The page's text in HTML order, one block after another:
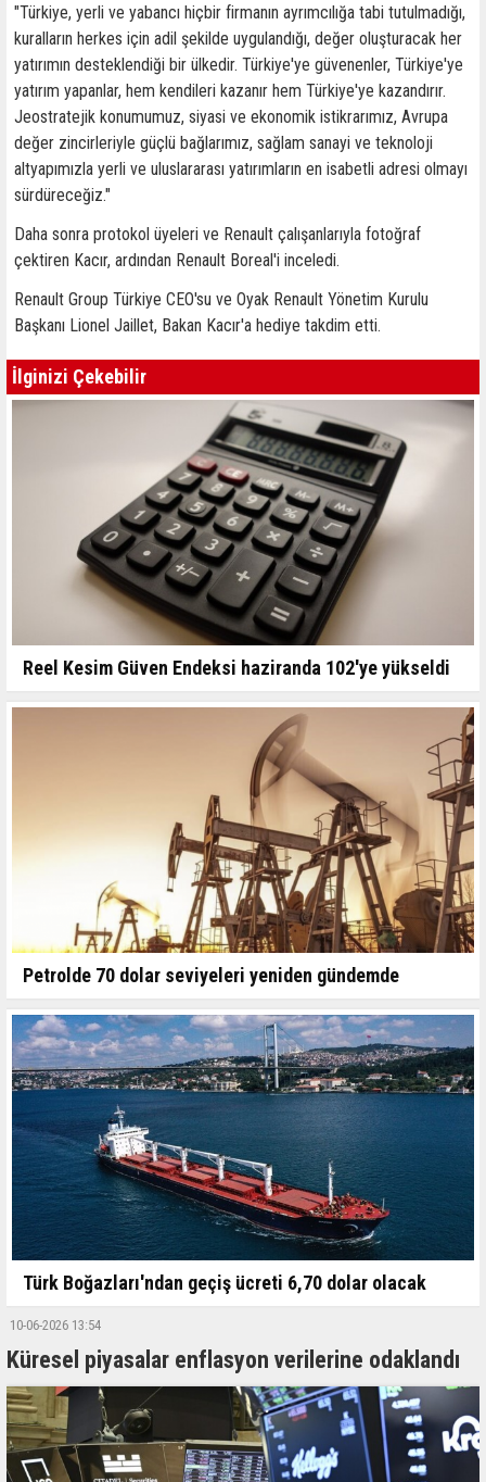
"Türkiye, yerli ve yabancı hiçbir firmanın ayrımcılığa tabi tutulmadığı,
kuralların herkes için adil şekilde uygulandığı, değer oluşturacak her
yatırımın desteklendiği bir ülkedir. Türkiye'ye güvenenler, Türkiye'ye
yatırım yapanlar, hem kendileri kazanır hem Türkiye'ye kazandırır.
Jeostratejik konumumuz, siyasi ve ekonomik istikrarımız, Avrupa
değer zincirleriyle güçlü bağlarımız, sağlam sanayi ve teknoloji
altyapımızla yerli ve uluslararası yatırımların en isabetli adresi olmayı
sürdüreceğiz."
Daha sonra protokol üyeleri ve Renault çalışanlarıyla fotoğraf
çektiren Kacır, ardından Renault Boreal'i inceledi.
Renault Group Türkiye CEO'su ve Oyak Renault Yönetim Kurulu
Başkanı Lionel Jaillet, Bakan Kacır'a hediye takdim etti.
İlginizi Çekebilir
Reel Kesim Güven Endeksi haziranda 102'ye yükseldi
Petrolde 70 dolar seviyeleri yeniden gündemde
Türk Boğazları'ndan geçiş ücreti 6,70 dolar olacak
10-06-2026 13:54
Küresel piyasalar enflasyon verilerine odaklandı